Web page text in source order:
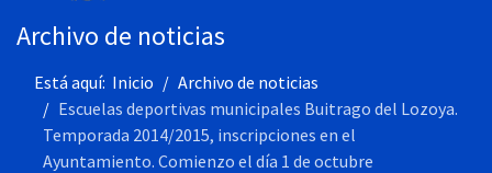
Archivo de noticias
Está aquí: Inicio
Archivo de noticias
Escuelas deportivas municipales Buitrago del Lozoya.
Temporada 2014/2015, inscripciones en el
Ayuntamiento. Comienzo el día 1 de octubre